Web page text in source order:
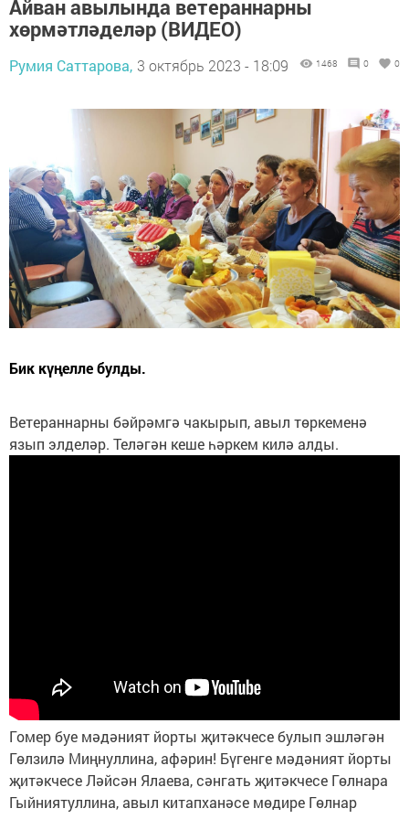
Айван авылында ветераннарны
хөрмәтләделәр (ВИДЕО)
Румия Саттарова, 3 октябрь 2023 - 18:09 1468 0 0
Бик күңелле булды.
Ветераннарны бәйрәмгә чакырып, авыл төркеменә
язып элделәр. Теләгән кеше һәркем килә алды.
Гомер буе мәдәният йорты җитәкчесе булып эшләгән
Гөлзилә Миңнуллина, афәрин! Бүгенге мәдәният йорты
җитәкчесе Ләйсән Ялаева, сәнгать җитәкчесе Гөлнара
Гыйниятуллина, авыл китапханәсе мөдире Гөлнар